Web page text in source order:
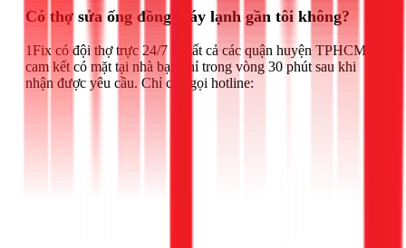
Có thợ sửa ống đồng máy lạnh gần tôi không?
1Fix có đội thợ trực 24/7 tại tất cả các quận huyện TPHCM,
cam kết có mặt tại nhà bạn chỉ trong vòng 30 phút sau khi
nhận được yêu cầu. Chỉ cần gọi hotline: